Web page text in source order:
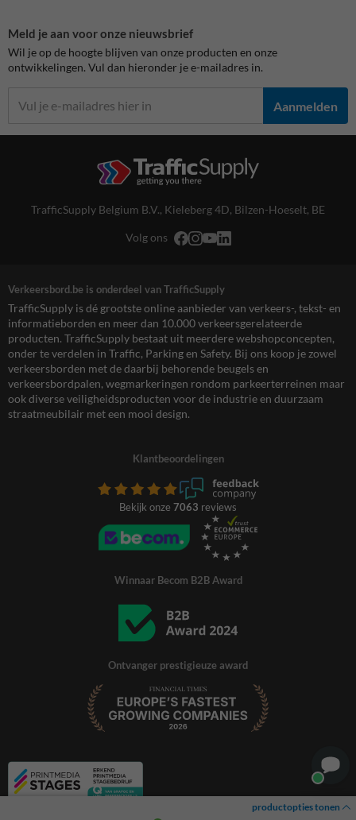
productopties tonen
Meld je aan voor onze nieuwsbrief
Wil je op de hoogte blijven van onze producten en onze
ontwikkelingen. Vul dan hieronder je e-mailadres in.
Aanmelden
TrafficSupply Belgium B.V., Kieleberg 4D, Bilzen-Hoeselt, BE
Volg ons
Verkeersbord.be is onderdeel van TrafficSupply
TrafficSupply is dé grootste online aanbieder van verkeers-, tekst- en
informatieborden en meer dan 10.000 verkeersgerelateerde
producten. TrafficSupply bestaat uit meerdere webshopconcepten,
onder te verdelen in Traffic, Parking en Safety. Bij ons koop je zowel
verkeersborden met de daarbij behorende beugels en
verkeersbordpalen, wegmarkeringen rondom parkeerterreinen maar
ook diverse veiligheidsproducten voor de industrie en duurzaam
straatmeubilair met een mooi design.
Klantbeoordelingen
Bekijk onze 7063 reviews
Winnaar Becom B2B Award
Ontvanger prestigieuze award